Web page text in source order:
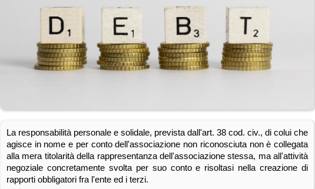
La responsabilità personale e solidale, prevista dall'art. 38 cod. civ., di colui che
agisce in nome e per conto dell'associazione non riconosciuta non è collegata
alla mera titolarità della rappresentanza dell'associazione stessa, ma all'attività
negoziale concretamente svolta per suo conto e risoltasi nella creazione di
rapporti obbligatori fra l'ente ed i terzi.